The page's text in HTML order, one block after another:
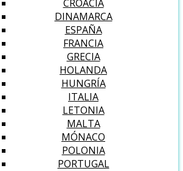
CROACIA
DINAMARCA
ESPAÑA
FRANCIA
GRECIA
HOLANDA
HUNGRÍA
ITALIA
LETONIA
MALTA
MÓNACO
POLONIA
PORTUGAL